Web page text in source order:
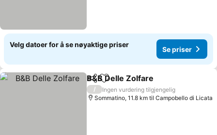
Velg datoer for å se nøyaktige priser
Se priser
Del Legg til i favoritter
B&B Delle Zolfare
/
Ingen vurdering tilgjengelig
Sommatino, 11.8 km til Campobello di Licata